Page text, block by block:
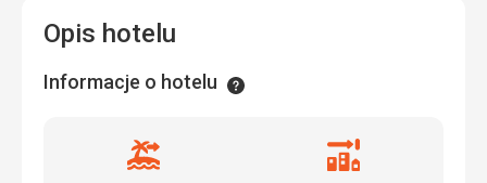
Opis hotelu
Informacje o hotelu Informacje
Odległość
Odległość